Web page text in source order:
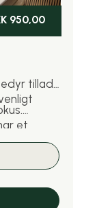
tilladt
et
gebyr.
950,00